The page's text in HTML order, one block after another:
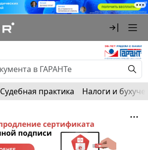
Судебная практика Налоги и